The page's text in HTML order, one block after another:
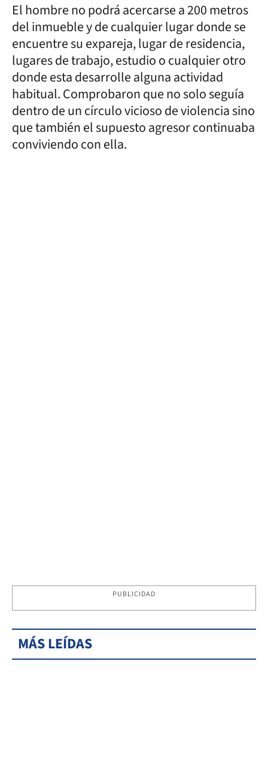
El hombre no podrá acercarse a 200 metros
del inmueble y de cualquier lugar donde se
encuentre su expareja, lugar de residencia,
lugares de trabajo, estudio o cualquier otro
donde esta desarrolle alguna actividad
habitual. Comprobaron que no solo seguía
dentro de un círculo vicioso de violencia sino
que también el supuesto agresor continuaba
conviviendo con ella.
PUBLICIDAD
MÁS LEÍDAS